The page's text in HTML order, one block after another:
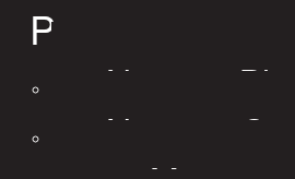
Prensa
Nuestro
Noticias